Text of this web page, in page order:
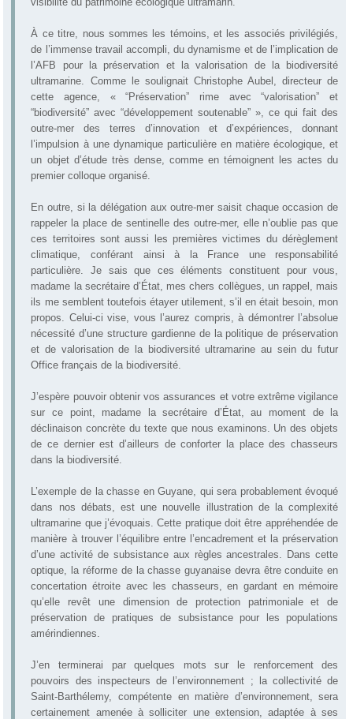
À ce titre, nous sommes les témoins, et les associés privilégiés,
de l’immense travail accompli, du dynamisme et de l’implication de
l’AFB pour la préservation et la valorisation de la biodiversité
ultramarine. Comme le soulignait Christophe Aubel, directeur de
cette agence, « “Préservation” rime avec “valorisation” et
“biodiversité” avec “développement soutenable” », ce qui fait des
outre-mer des terres d’innovation et d’expériences, donnant
l’impulsion à une dynamique particulière en matière écologique, et
un objet d’étude très dense, comme en témoignent les actes du
premier colloque organisé.
En outre, si la délégation aux outre-mer saisit chaque occasion de
rappeler la place de sentinelle des outre-mer, elle n’oublie pas que
ces territoires sont aussi les premières victimes du dérèglement
climatique, conférant ainsi à la France une responsabilité
particulière. Je sais que ces éléments constituent pour vous,
madame la secrétaire d’État, mes chers collègues, un rappel, mais
ils me semblent toutefois étayer utilement, s’il en était besoin, mon
propos. Celui-ci vise, vous l’aurez compris, à démontrer l’absolue
nécessité d’une structure gardienne de la politique de préservation
et de valorisation de la biodiversité ultramarine au sein du futur
Office français de la biodiversité.
J’espère pouvoir obtenir vos assurances et votre extrême vigilance
sur ce point, madame la secrétaire d’État, au moment de la
déclinaison concrète du texte que nous examinons. Un des objets
de ce dernier est d’ailleurs de conforter la place des chasseurs
dans la biodiversité.
L’exemple de la chasse en Guyane, qui sera probablement évoqué
dans nos débats, est une nouvelle illustration de la complexité
ultramarine que j’évoquais. Cette pratique doit être appréhendée de
manière à trouver l’équilibre entre l’encadrement et la préservation
d’une activité de subsistance aux règles ancestrales. Dans cette
optique, la réforme de la chasse guyanaise devra être conduite en
concertation étroite avec les chasseurs, en gardant en mémoire
qu’elle revêt une dimension de protection patrimoniale et de
préservation de pratiques de subsistance pour les populations
amérindiennes.
J’en terminerai par quelques mots sur le renforcement des
pouvoirs des inspecteurs de l’environnement ; la collectivité de
Saint-Barthélemy, compétente en matière d’environnement, sera
certainement amenée à solliciter une extension, adaptée à ses